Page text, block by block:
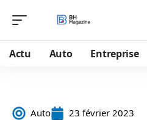
Actu Auto Entreprise
Auto 23 février 2023